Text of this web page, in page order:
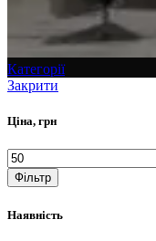
Категорії
Закрити
Ціна, грн
Фільтр
Наявність